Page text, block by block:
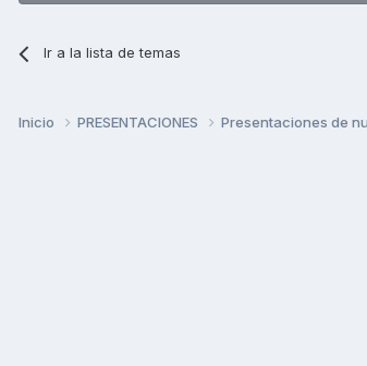
Ir a la lista de temas
Inicio PRESENTACIONES Presentaciones de